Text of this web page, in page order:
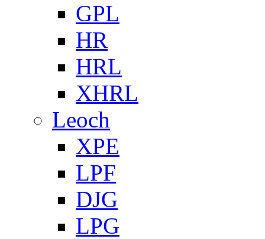
GPL
HR
HRL
XHRL
Leoch
XPE
LPF
DJG
LPG